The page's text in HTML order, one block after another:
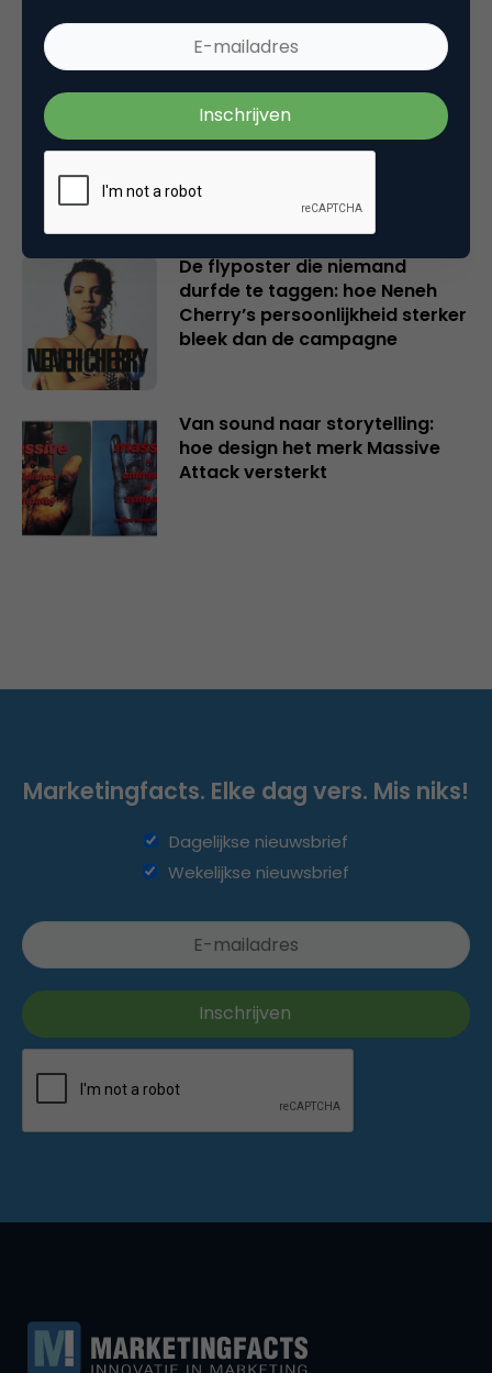
Van kunstnijverheid tot
industrieel design: de rol van
marketing in een creatieve
wording
De flyposter die niemand
durfde te taggen: hoe Neneh
Cherry’s persoonlijkheid sterker
bleek dan de campagne
Van sound naar storytelling:
hoe design het merk Massive
Attack versterkt
Marketingfacts. Elke dag vers. Mis niks!
Dagelijkse nieuwsbrief
Wekelijkse nieuwsbrief